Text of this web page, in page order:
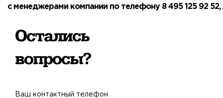
с менеджерами компании по телефону 8 495 125 92
Остались
вопросы?
Ваш контактный телефон